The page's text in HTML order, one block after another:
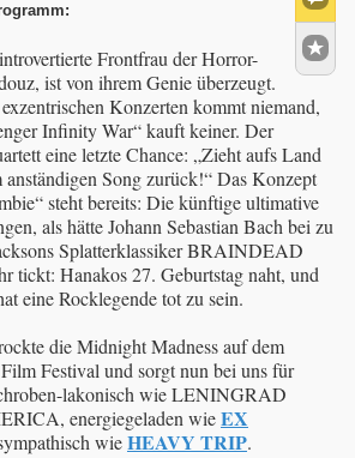
Frontfrau der Horror-
ist von ihrem Genie überzeugt.
Konzerten kommt niemand,
Infinity War“ kauft keiner. Der
eine letzte Chance: „Zieht aufs Land
Song zurück!“ Das Konzept
steht bereits: Die künftige ultimative
als hätte Johann Sebastian Bach bei zu
Splatterklassiker BRAINDEAD
tickt: Hanakos 27. Geburtstag naht, und
eine Rocklegende tot zu sein.
die Midnight Madness auf dem
Festival und sorgt nun bei uns für
lakonisch wie LENINGRAD
energiegeladen wieEX
wieHEAVY TRIP.